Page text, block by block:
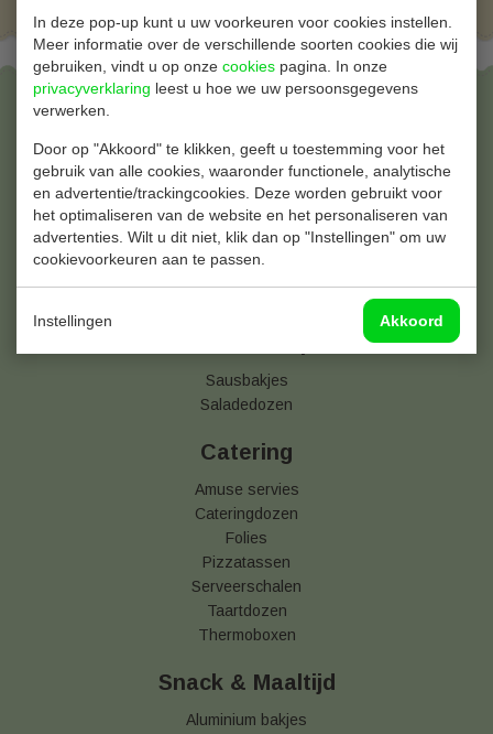
In deze pop-up kunt u uw voorkeuren voor cookies instellen.
Meer informatie over de verschillende soorten cookies die wij
gebruiken, vindt u op onze cookies pagina. In onze
privacyverklaring leest u hoe we uw persoonsgegevens
verwerken.
Door op "Akkoord" te klikken, geeft u toestemming voor het
gebruik van alle cookies, waaronder functionele, analytische
en advertentie/trackingcookies. Deze worden gebruikt voor
het optimaliseren van de website en het personaliseren van
advertenties. Wilt u dit niet, klik dan op "Instellingen" om uw
cookievoorkeuren aan te passen.
Instellingen Akkoord
Bierbekers
Borrelglaasjes
Champagneglazen
Koffiebekers
Limonadebekers
Wijnglazen
Sausbakjes
Saladedozen
Catering
Amuse servies
Cateringdozen
Folies
Pizzatassen
Serveerschalen
Taartdozen
Thermoboxen
Snack & Maaltijd
Aluminium bakjes